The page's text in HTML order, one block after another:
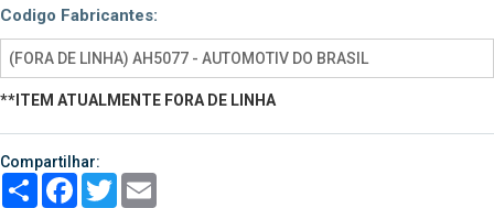
Codigo Fabricantes:
(FORA DE LINHA) AH5077 - AUTOMOTIV DO BRASIL
**ITEM ATUALMENTE FORA DE LINHA
Compartilhar:
Share Facebook
Twitter